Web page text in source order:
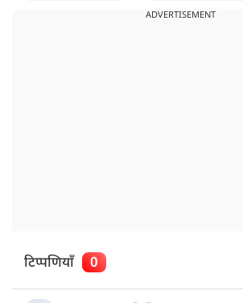
ADVERTISEMENT
टिप्पणियाँ 0